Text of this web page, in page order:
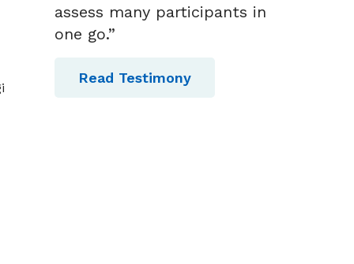
assess many participants in
one go.”
Read Testimony